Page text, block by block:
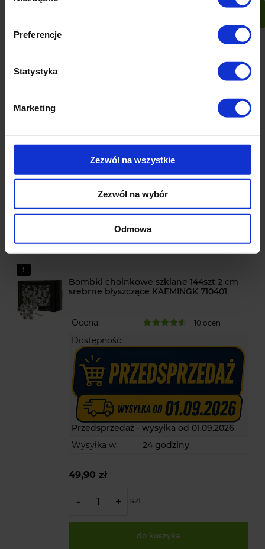
Preferencje
Statystyka
Marketing
Zezwól na wszystkie
Zezwól na wybór
Odmowa
- + szt.
do koszyka
Bombki choinkowe szklane 144szt 2 cm
srebrne błyszczące KAEMINGK 710401
Ocena: 10 ocen
Dostępność:
Przedsprzedaż - wysyłka od 01.09.2026
Wysyłka w:
24 godziny
49,90 zł
- + szt.
do koszyka